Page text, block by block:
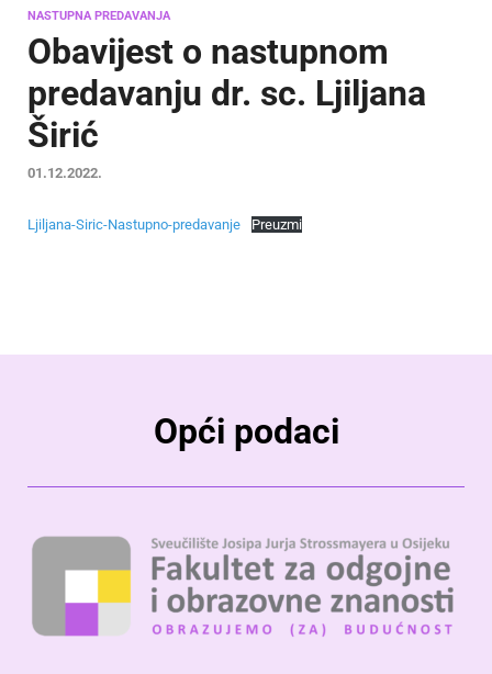
NASTUPNA PREDAVANJA
Obavijest o nastupnom
predavanju dr. sc. Ljiljana
Širić
01.12.2022.
Ljiljana-Siric-Nastupno-predavanje Preuzmi
Opći podaci